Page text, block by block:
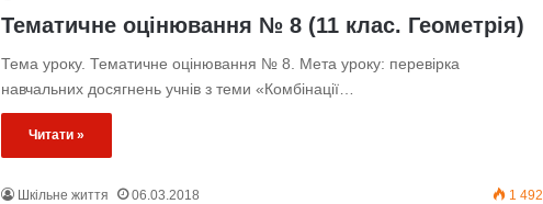
Тематичне оцінювання № 8 (11 клас. Геометрія)
Тема уроку. Тематичне оцінювання № 8. Мета уроку: перевірка
навчальних досягнень учнів з теми «Комбінації…
Читати »
Шкільне життя 06.03.2018 1 492